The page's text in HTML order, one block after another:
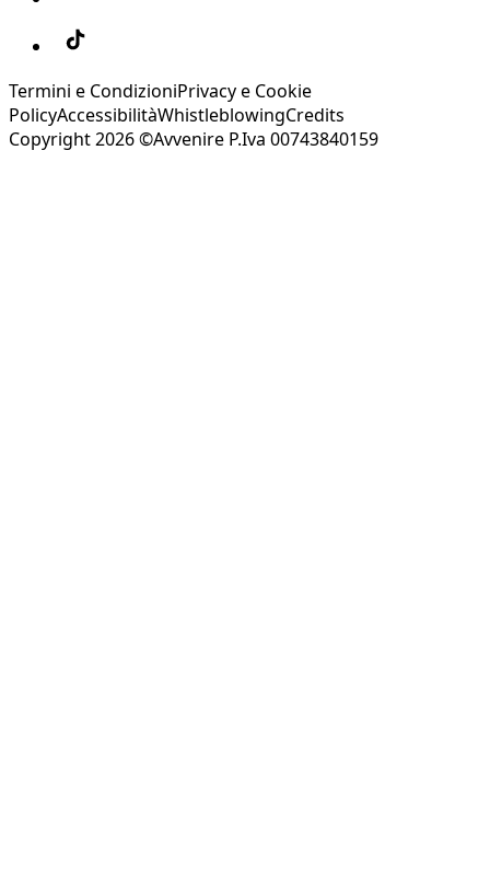
Termini e CondizioniPrivacy e Cookie
PolicyAccessibilitàWhistleblowingCredits
Copyright 2026 ©Avvenire P.Iva 00743840159